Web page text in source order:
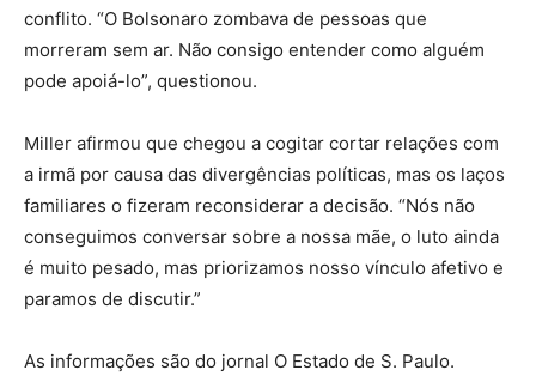
conflito. “O Bolsonaro zombava de pessoas que
morreram sem ar. Não consigo entender como alguém
pode apoiá-lo”, questionou.
Miller afirmou que chegou a cogitar cortar relações com
a irmã por causa das divergências políticas, mas os laços
familiares o fizeram reconsiderar a decisão. “Nós não
conseguimos conversar sobre a nossa mãe, o luto ainda
é muito pesado, mas priorizamos nosso vínculo afetivo e
paramos de discutir.”
As informações são do jornal O Estado de S. Paulo.